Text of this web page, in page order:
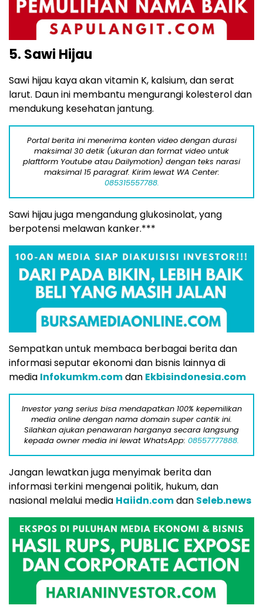
5. Sawi Hijau
Sawi hijau kaya akan vitamin K, kalsium, dan serat
larut. Daun ini membantu mengurangi kolesterol dan
mendukung kesehatan jantung.
Portal berita ini menerima konten video dengan durasi
maksimal 30 detik (ukuran dan format video untuk
plaftform Youtube atau Dailymotion) dengan teks narasi
maksimal 15 paragraf. Kirim lewat WA Center:
085315557788.
Sawi hijau juga mengandung glukosinolat, yang
berpotensi melawan kanker.***
Sempatkan untuk membaca berbagai berita dan
informasi seputar ekonomi dan bisnis lainnya di
media Infokumkm.comdan Ekbisindonesia.com
Investor yang serius bisa mendapatkan 100% kepemilikan
media online dengan nama domain super cantik ini.
Silahkan ajukan penawaran harganya secara langsung
kepada owner media ini lewat WhatsApp: 08557777888.
Jangan lewatkan juga menyimak berita dan
informasi terkini mengenai politik, hukum, dan
nasional melalui media Haiidn.comdan Seleb.news